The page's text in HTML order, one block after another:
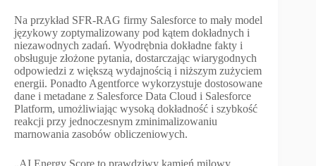
Na przykład SFR-RAG firmy Salesforce to mały model
językowy zoptymalizowany pod kątem dokładnych i
niezawodnych zadań. Wyodrębnia dokładne fakty i
obsługuje złożone pytania, dostarczając wiarygodnych
odpowiedzi z większą wydajnością i niższym zużyciem
energii. Ponadto Agentforce wykorzystuje dostosowane
dane i metadane z Salesforce Data Cloud i Salesforce
Platform, umożliwiając wysoką dokładność i szybkość
reakcji przy jednoczesnym zminimalizowaniu
marnowania zasobów obliczeniowych.